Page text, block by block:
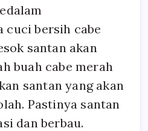
cuci bersih cabe
santan akan
buah cabe merah
santan yang akan
Pastinya santan
dan berbau.